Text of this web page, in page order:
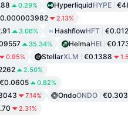
0.29% HyperliquidHYPE
2.13%
3.06% HashflowHFT
35.34% HeimaHEI
0.95% StellarXLM €0.1388
2.50%
€0.0605 0.82%
7.14% OndoONDO
2.31%